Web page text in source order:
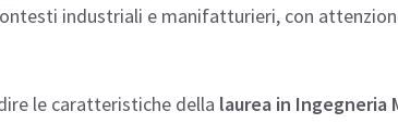
industriali e manifatturieri, con
le caratteristiche della laurea in Ingegneria